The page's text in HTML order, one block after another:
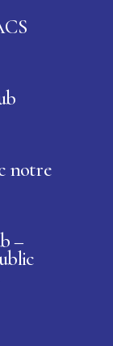
notre
–